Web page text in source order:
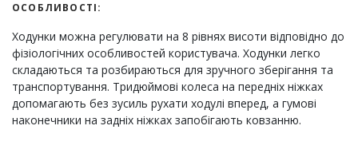
ОСОБЛИВОСТІ:
Ходунки можна регулювати на 8 рівнях висоти відповідно до
фізіологічних особливостей користувача. Ходунки легко
складаються та розбираються для зручного зберігання та
транспортування. Тридюймові колеса на передніх ніжках
допомагають без зусиль рухати ходулі вперед, а гумові
наконечники на задніх ніжках запобігають ковзанню.